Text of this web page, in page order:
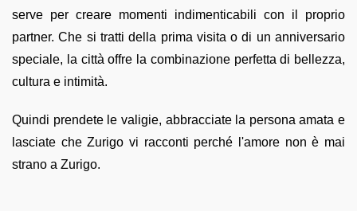
serve per creare momenti indimenticabili con il proprio
partner. Che si tratti della prima visita o di un anniversario
speciale, la città offre la combinazione perfetta di bellezza,
cultura e intimità.
Quindi prendete le valigie, abbracciate la persona amata e
lasciate che Zurigo vi racconti perché l'amore non è mai
strano a Zurigo.